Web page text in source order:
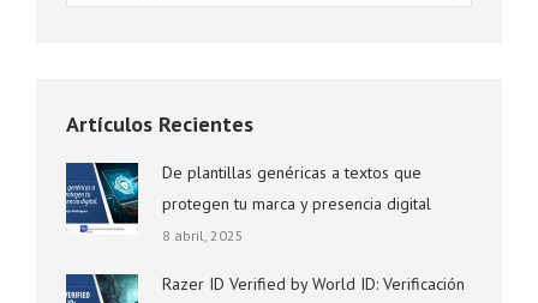
Artículos Recientes
De plantillas genéricas a textos que
protegen tu marca y presencia digital
8 abril, 2025
Razer ID Verified by World ID: Verificación